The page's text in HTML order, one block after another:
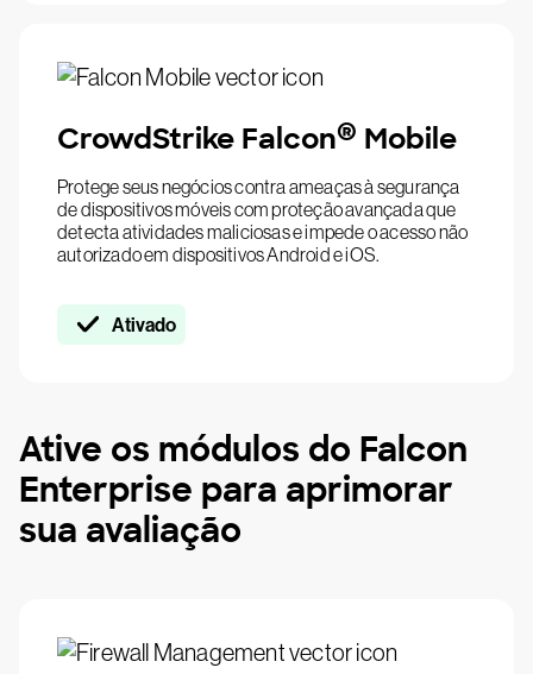
CrowdStrike Falcon® Mobile
Protege seus negócios contra ameaças à segurança
de dispositivos móveis com proteção avançada que
detecta atividades maliciosas e impede o acesso não
autorizado em dispositivos Android e iOS.
Ativado
Ative os módulos do Falcon
Enterprise para aprimorar
sua avaliação